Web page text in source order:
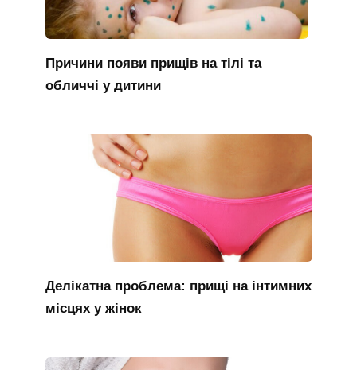
Причини появи прищів на тілі та
обличчі у дитини
Делікатна проблема: прищі на інтимних
місцях у жінок